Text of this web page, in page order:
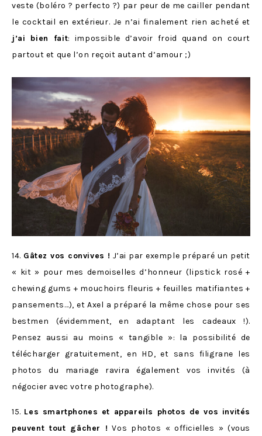
veste (boléro ? perfecto ?) par peur de me cailler pendant
le cocktail en extérieur. Je n’ai finalement rien acheté et
j’ai bien fait: impossible d’avoir froid quand on court
partout et que l’on reçoit autant d’amour ;)
14. Gâtez vos convives ! J’ai par exemple préparé un petit
« kit » pour mes demoiselles d’honneur (lipstick rosé +
chewing gums + mouchoirs fleuris + feuilles matifiantes +
pansements…), et Axel a préparé la même chose pour ses
bestmen (évidemment, en adaptant les cadeaux !).
Pensez aussi au moins « tangible »: la possibilité de
télécharger gratuitement, en HD, et sans filigrane les
photos du mariage ravira également vos invités (à
négocier avec votre photographe).
15. Les smartphones et appareils photos de vos invités
peuvent tout gâcher ! Vos photos « officielles » (vous